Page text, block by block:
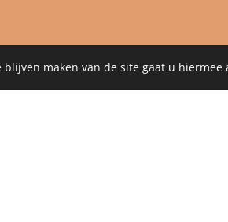
maken van de site gaat u hiermee